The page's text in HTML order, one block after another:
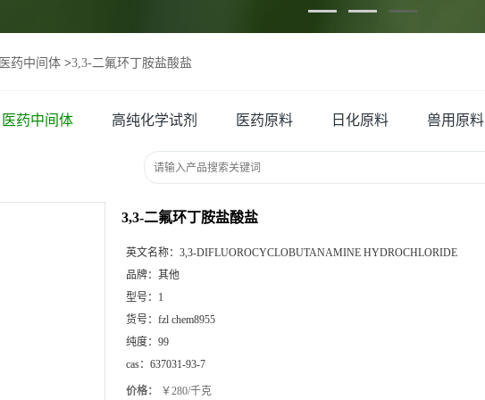
医药中间体 >3,3-二氟环丁胺盐酸盐
医药中间体 高纯化学试剂 医药原料 日化原料 兽用原料
3,3-二氟环丁胺盐酸盐
英文名称： 3,3-DIFLUOROCYCLOBUTANAMINE HYDROCHLORIDE
品牌： 其他
型号： 1
货号： fzl chem8955
纯度： 99
cas： 637031-93-7
价格： ￥280/千克